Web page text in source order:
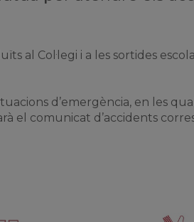
al Col·legi i a les sortides
d’emergència, en les
el comunicat d’accidents